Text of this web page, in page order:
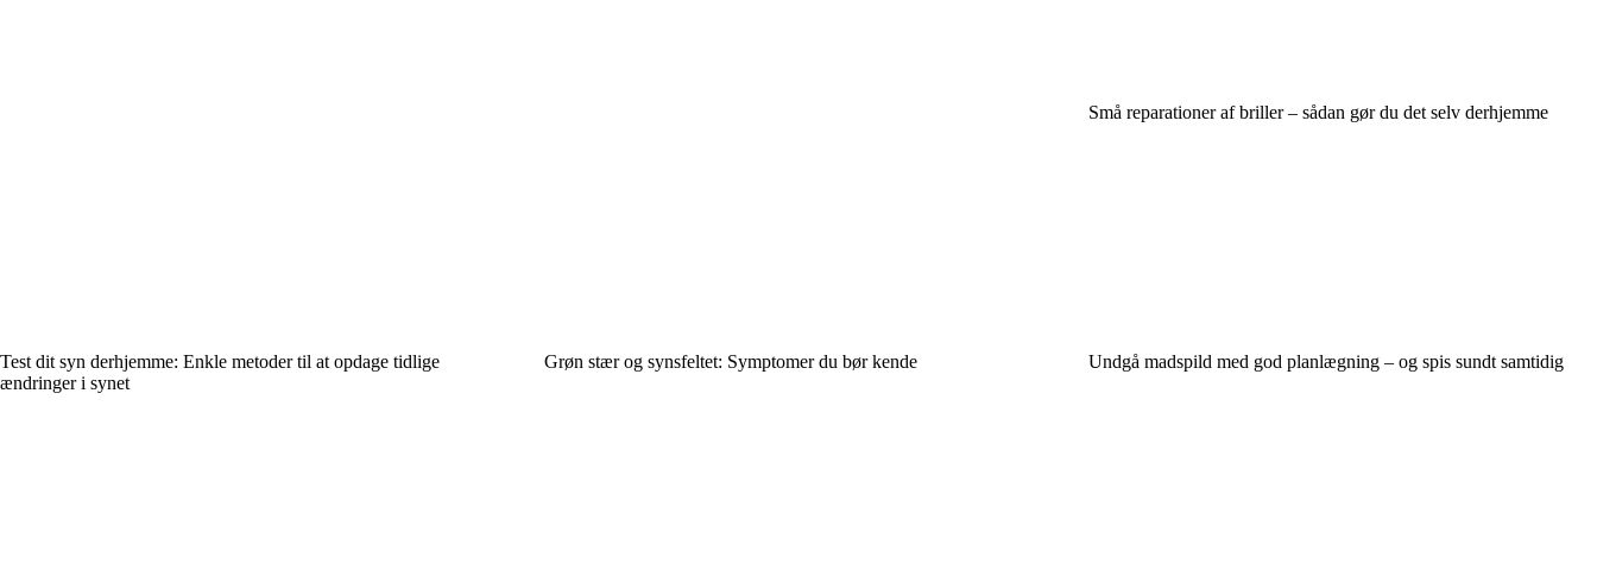
Små reparationer af briller – sådan gør du det selv derhjemme
Test dit syn derhjemme: Enkle metoder til at opdage tidlige
ændringer i synet
Grøn stær og synsfeltet: Symptomer du bør kende Undgå madspild med god planlægning – og spis sundt samtidig